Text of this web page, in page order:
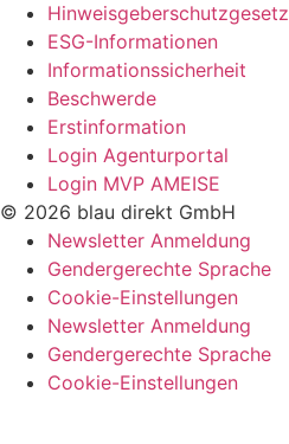
Hinweisgeberschutzgesetz
ESG-Informationen
Informationssicherheit
Beschwerde
Erstinformation
Login Agenturportal
Login MVP AMEISE
© 2026 blau direkt GmbH
Newsletter Anmeldung
Gendergerechte Sprache
Cookie-Einstellungen
Newsletter Anmeldung
Gendergerechte Sprache
Cookie-Einstellungen